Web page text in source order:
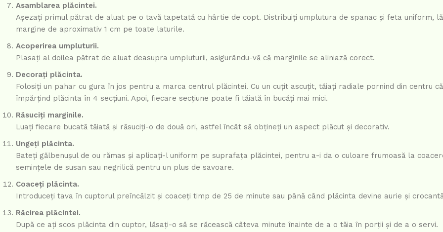
Asamblarea plăcintei.
Așezați primul pătrat de aluat pe o tavă tapetată cu hârtie de copt. Distribuiți umplutura de spanac și feta uniform,
margine de aproximativ 1 cm pe toate laturile.
Acoperirea umpluturii.
Plasați al doilea pătrat de aluat deasupra umpluturii, asigurându-vă că marginile se aliniază corect.
Decorați plăcinta.
Folosiți un pahar cu gura în jos pentru a marca centrul plăcintei. Cu un cuțit ascuțit, tăiați radiale pornind din centru
împărțind plăcinta în 4 secțiuni. Apoi, fiecare secțiune poate fi tăiată în bucăți mai mici.
Răsuciți marginile.
Luați fiecare bucată tăiată și răsuciți-o de două ori, astfel încât să obțineți un aspect plăcut și decorativ.
Ungeți plăcinta.
Bateți gălbenușul de ou rămas și aplicați-l uniform pe suprafața plăcintei, pentru a-i da o culoare frumoasă la
semințele de susan sau negrilică pentru un plus de savoare.
Coaceți plăcinta.
Introduceți tava în cuptorul preîncălzit și coaceți timp de 25 de minute sau până când plăcinta devine aurie și
Răcirea plăcintei.
După ce ați scos plăcinta din cuptor, lăsați-o să se răcească câteva minute înainte de a o tăia în porții și de a o servi.